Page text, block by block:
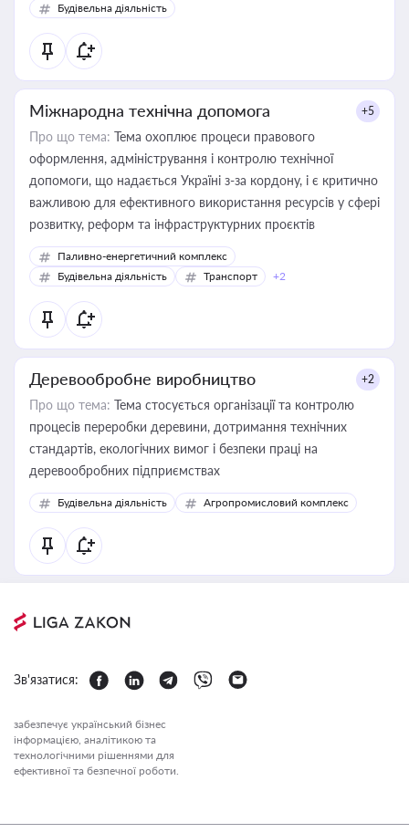
Будівельна діяльність
Міжнародна технічна допомога +5
Про що тема: Тема охоплює процеси правового
оформлення, адміністрування і контролю технічної
допомоги, що надається Україні з-за кордону, і є критично
важливою для ефективного використання ресурсів у сфері
розвитку, реформ та інфраструктурних проєктів
Паливно-енергетичний комплекс
Будівельна діяльність
Транспорт +2
Деревообробне виробництво +2
Про що тема: Тема стосується організації та контролю
процесів переробки деревини, дотримання технічних
стандартів, екологічних вимог і безпеки праці на
деревообробних підприємствах
Будівельна діяльність Агропромисловий комплекс
Зв'язатися:
забезпечує український бізнес
інформацією, аналітикою та
технологічними рішеннями для
ефективної та безпечної роботи.